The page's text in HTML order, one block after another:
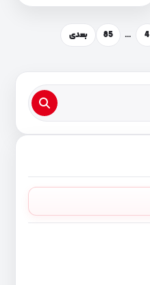
4
…
85 بعدی